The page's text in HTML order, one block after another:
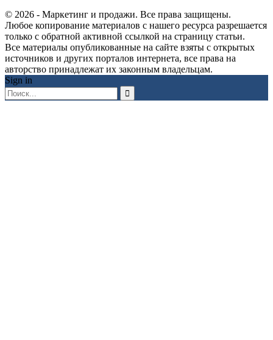
© 2026 - Маркетинг и продажи. Все права защищены.
Любое копирование материалов с нашего ресурса разрешается
только с обратной активной ссылкой на страницу статьи.
Все материалы опубликованные на сайте взяты с открытых
источников и других порталов интернета, все права на
авторство принадлежат их законным владельцам.
Sign in